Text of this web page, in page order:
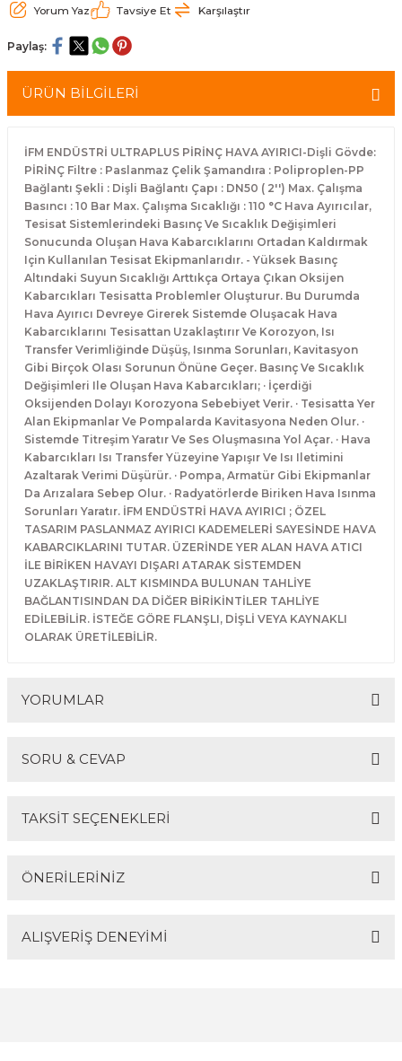
Yorum Yaz Tavsiye Et Karşılaştır
Paylaş:
ÜRÜN BİLGİLERİ
İFM ENDÜSTRİ ULTRAPLUS PİRİNÇ HAVA AYIRICI-Dişli Gövde:
PİRİNÇ Filtre : Paslanmaz Çelik Şamandıra : Poliproplen-PP
Bağlantı Şekli : Dişli Bağlantı Çapı : DN50 ( 2'') Max. Çalışma
Basıncı : 10 Bar Max. Çalışma Sıcaklığı : 110 °C Hava Ayırıcılar,
Tesisat Sistemlerindeki Basınç Ve Sıcaklık Değişimleri
Sonucunda Oluşan Hava Kabarcıklarını Ortadan Kaldırmak
Için Kullanılan Tesisat Ekipmanlarıdır. - Yüksek Basınç
Altındaki Suyun Sıcaklığı Arttıkça Ortaya Çıkan Oksijen
Kabarcıkları Tesisatta Problemler Oluşturur. Bu Durumda
Hava Ayırıcı Devreye Girerek Sistemde Oluşacak Hava
Kabarcıklarını Tesisattan Uzaklaştırır Ve Korozyon, Isı
Transfer Verimliğinde Düşüş, Isınma Sorunları, Kavitasyon
Gibi Birçok Olası Sorunun Önüne Geçer. Basınç Ve Sıcaklık
Değişimleri Ile Oluşan Hava Kabarcıkları; · İçerdiği
Oksijenden Dolayı Korozyona Sebebiyet Verir. · Tesisatta Yer
Alan Ekipmanlar Ve Pompalarda Kavitasyona Neden Olur. ·
Sistemde Titreşim Yaratır Ve Ses Oluşmasına Yol Açar. · Hava
Kabarcıkları Isı Transfer Yüzeyine Yapışır Ve Isı Iletimini
Azaltarak Verimi Düşürür. · Pompa, Armatür Gibi Ekipmanlar
Da Arızalara Sebep Olur. · Radyatörlerde Biriken Hava Isınma
Sorunları Yaratır. İFM ENDÜSTRİ HAVA AYIRICI ; ÖZEL
TASARIM PASLANMAZ AYIRICI KADEMELERİ SAYESİNDE HAVA
KABARCIKLARINI TUTAR. ÜZERİNDE YER ALAN HAVA ATICI
İLE BİRİKEN HAVAYI DIŞARI ATARAK SİSTEMDEN
UZAKLAŞTIRIR. ALT KISMINDA BULUNAN TAHLİYE
BAĞLANTISINDAN DA DİĞER BİRİKİNTİLER TAHLİYE
EDİLEBİLİR. İSTEĞE GÖRE FLANŞLI, DİŞLİ VEYA KAYNAKLI
OLARAK ÜRETİLEBİLİR.
YORUMLAR
SORU & CEVAP
TAKSİT SEÇENEKLERİ
ÖNERİLERİNİZ
Bu ürünün fiyat bilgisi, resim, ürün açıklamalarında ve
ALIŞVERİŞ DENEYİMİ